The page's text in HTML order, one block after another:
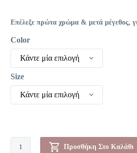
Επέλεξε πρώτα χρώμα & μετά μέγεθος,
Color
Κάντε μία επιλογή
Size
Κάντε μία επιλογή
Σουτιέν
Προσθήκη Στο Καλάθι